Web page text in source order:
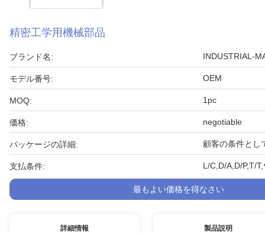
精密工学用機械部品
ブランド名: INDUSTRIAL-
モデル番号: OEM
MOQ: 1pc
価格: negotiable
パッケージの詳細: 顧客の条件とし
支払条件: L/C,D/A,D/P,T/
最もよい価格を得なさい
詳細情報 製品説明